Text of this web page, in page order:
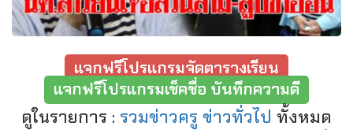
แจกฟรีโปรแกรมจัดตารางเรียน
แจกฟรีโปรแกรมเช็คชื่อ บันทึกความดี
ดูในรายการ : รวมข่าวครู ข่าวทั่วไป ทั้งหมด